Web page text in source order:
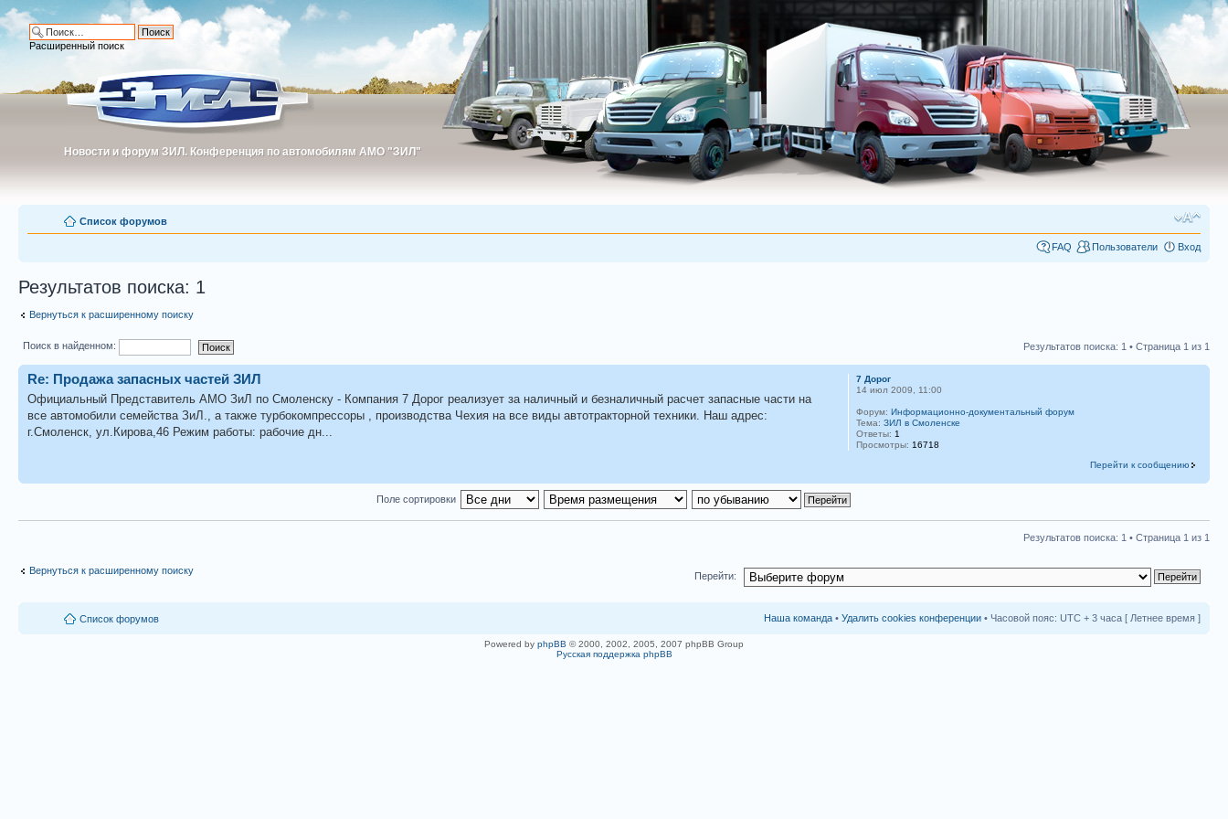
Новости и форум ЗИЛ. Конференция по автомобилям АМО "ЗИЛ"
Новости и форум ЗИЛ. Конференция по автомобилям АМО "ЗИЛ"
Расширенный поиск
Список форумов
FAQ Пользователи Вход
Результатов поиска: 1
Вернуться к расширенному поиску
Поиск в найденном: Результатов поиска: 1 • Страница 1 из 1
Re: Продажа запасных частей ЗИЛ
Официальный Представитель АМО ЗиЛ по Смоленску - Компания 7 Дорог реализует за наличный и безналичный расчет запасные части на
все автомобили семейства ЗиЛ., а также турбокомпрессоры , производства Чехия на все виды автотракторной техники. Наш адрес:
г.Смоленск, ул.Кирова,46 Режим работы: рабочие дн...
7 Дорог
14 июл 2009, 11:00
Форум: Информационно-документальный форум
Тема: ЗИЛ в Смоленске
Ответы: 1
Просмотры: 16718
Перейти к сообщению
Поле сортировки
Результатов поиска: 1 • Страница 1 из 1
Вернуться к расширенному поиску
Перейти:
Список форумов Наша команда • Удалить cookies конференции • Часовой пояс: UTC + 3 часа [ Летнее время ]
Powered by phpBB © 2000, 2002, 2005, 2007 phpBB Group
Русская поддержка phpBB